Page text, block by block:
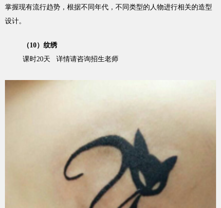
掌握现有流行趋势，根据不同年代，不同类型的人物进行相关的造型
设计。
（10）纹绣
课时20天 详情请咨询招生老师